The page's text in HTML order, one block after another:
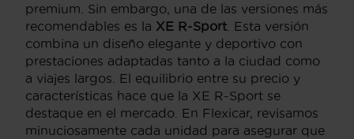
premium. Sin embargo, una de las versiones más
recomendables es la XE R-Sport . Esta versión
combina un diseño elegante y deportivo con
prestaciones adaptadas tanto a la ciudad como
a viajes largos. El equilibrio entre su precio y
características hace que la XE R-Sport se
destaque en el mercado. En Flexicar, revisamos
minuciosamente cada unidad para asegurar que